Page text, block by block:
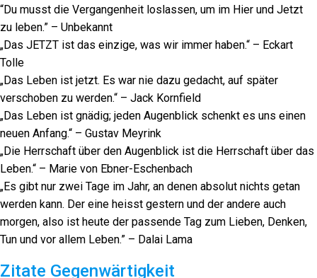
“Du musst die Vergangenheit loslassen, um im Hier und Jetzt
zu leben.” – Unbekannt
„Das JETZT ist das einzige, was wir immer haben.“ – Eckart
Tolle
„Das Leben ist jetzt. Es war nie dazu gedacht, auf später
verschoben zu werden.“ – Jack Kornfield
„Das Leben ist gnädig; jeden Augenblick schenkt es uns einen
neuen Anfang.“ – Gustav Meyrink
„Die Herrschaft über den Augenblick ist die Herrschaft über das
Leben.“ – Marie von Ebner-Eschenbach
„Es gibt nur zwei Tage im Jahr, an denen absolut nichts getan
werden kann. Der eine heisst gestern und der andere auch
morgen, also ist heute der passende Tag zum Lieben, Denken,
Tun und vor allem Leben.” – Dalai Lama
Zitate Gegenwärtigkeit